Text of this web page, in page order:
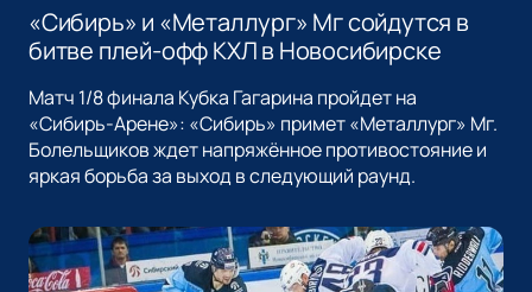
«Сибирь» и «Металлург» Мг сойдутся в
битве плей-офф КХЛ в Новосибирске
Матч 1/8 финала Кубка Гагарина пройдет на
«Сибирь-Арене»: «Сибирь» примет «Металлург» Мг.
Болельщиков ждет напряжённое противостояние и
яркая борьба за выход в следующий раунд.